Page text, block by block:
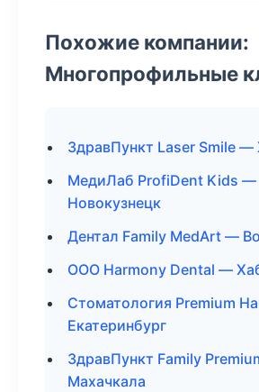
Похожие компании:
Многопрофильные
ЗдравПункт Laser Smile —
МедиЛаб ProfiDent Kids —
Новокузнецк
Дентал Family MedArt —
ООО Harmony Dental —
Стоматология Premium
Екатеринбург
ЗдравПункт Family
Махачкала